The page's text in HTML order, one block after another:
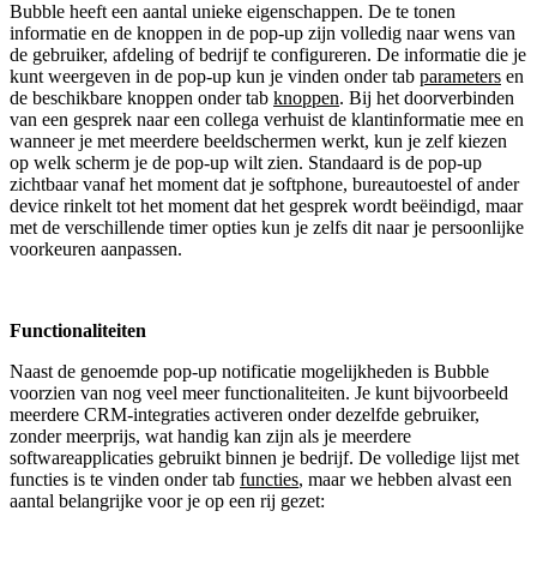
Bubble heeft een aantal unieke eigenschappen. De te tonen
informatie en de knoppen in de pop-up zijn volledig naar wens van
de gebruiker, afdeling of bedrijf te configureren. De informatie die je
kunt weergeven in de pop-up kun je vinden onder tab parameters en
de beschikbare knoppen onder tab knoppen. Bij het doorverbinden
van een gesprek naar een collega verhuist de klantinformatie mee en
wanneer je met meerdere beeldschermen werkt, kun je zelf kiezen
op welk scherm je de pop-up wilt zien. Standaard is de pop-up
zichtbaar vanaf het moment dat je softphone, bureautoestel of ander
device rinkelt tot het moment dat het gesprek wordt beëindigd, maar
met de verschillende timer opties kun je zelfs dit naar je persoonlijke
voorkeuren aanpassen.
Functionaliteiten
Naast de genoemde pop-up notificatie mogelijkheden is Bubble
voorzien van nog veel meer functionaliteiten. Je kunt bijvoorbeeld
meerdere CRM-integraties activeren onder dezelfde gebruiker,
zonder meerprijs, wat handig kan zijn als je meerdere
softwareapplicaties gebruikt binnen je bedrijf. De volledige lijst met
functies is te vinden onder tab functies, maar we hebben alvast een
aantal belangrijke voor je op een rij gezet: